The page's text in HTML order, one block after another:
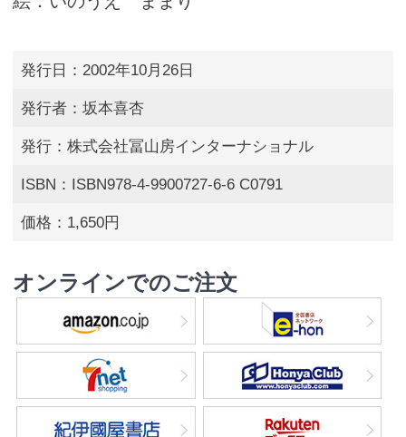
発行日：2002年10月26日
発行者：坂本喜杏
発行：株式会社冨山房インターナショナル
ISBN：ISBN978-4-9900727-6-6 C0791
価格：1,650円
オンラインでのご注文